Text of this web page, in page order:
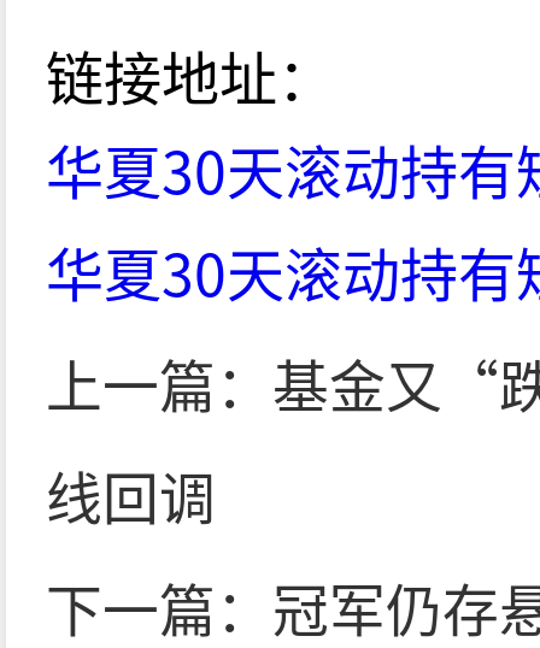
链接地址：
华夏30天滚动持
华夏30天滚动持
上一篇： 基金又“
线回调
下一篇： 冠军仍存